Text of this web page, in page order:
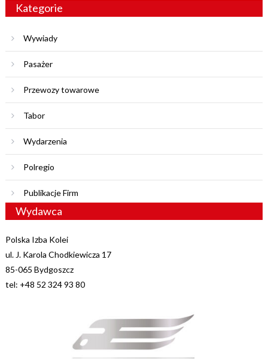
Kategorie
Wywiady
Pasażer
Przewozy towarowe
Tabor
Wydarzenia
Polregio
Publikacje Firm
Wydawca
Polska Izba Kolei
ul. J. Karola Chodkiewicza 17
85-065 Bydgoszcz
tel: +48 52 324 93 80